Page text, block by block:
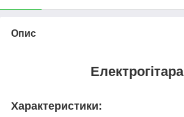
Опис
Електрогітара
Характеристики: